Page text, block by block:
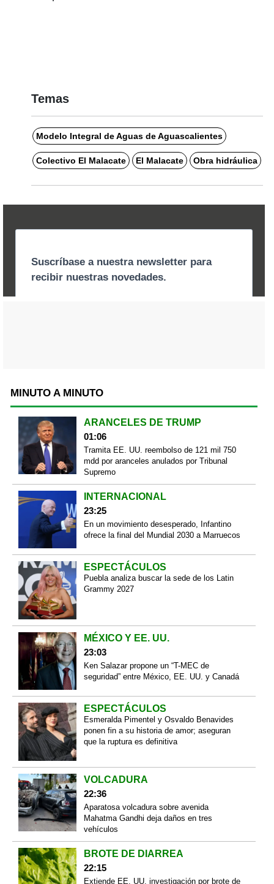
Temas
Modelo Integral de Aguas de Aguascalientes
Colectivo El Malacate El Malacate Obra hidráulica
MINUTO A MINUTO
ARANCELES DE TRUMP
01:06
Tramita EE. UU. reembolso de 121 mil 750
mdd por aranceles anulados por Tribunal
Supremo
INTERNACIONAL
23:25
En un movimiento desesperado, Infantino
ofrece la final del Mundial 2030 a Marruecos
ESPECTÁCULOS
Puebla analiza buscar la sede de los Latin
Grammy 2027
MÉXICO Y EE. UU.
23:03
Ken Salazar propone un “T-MEC de
seguridad” entre México, EE. UU. y Canadá
ESPECTÁCULOS
Esmeralda Pimentel y Osvaldo Benavides
ponen fin a su historia de amor; aseguran
que la ruptura es definitiva
VOLCADURA
22:36
Aparatosa volcadura sobre avenida
Mahatma Gandhi deja daños en tres
vehículos
BROTE DE DIARREA
22:15
Extiende EE. UU. investigación por brote de